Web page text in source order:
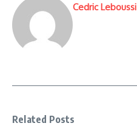
Cedric Leboussi
Related Posts